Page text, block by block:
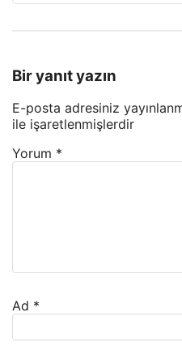
Bir yanıt yazın
E-posta adresiniz
ile işaretlenmişlerdir
Yorum *
Ad *